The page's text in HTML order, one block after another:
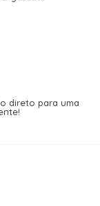
direto para uma